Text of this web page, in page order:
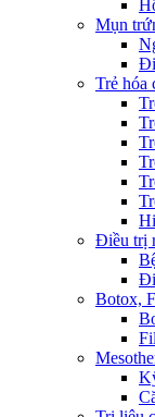
Mụn
Trẻ hóa
Điều trị
Botox,